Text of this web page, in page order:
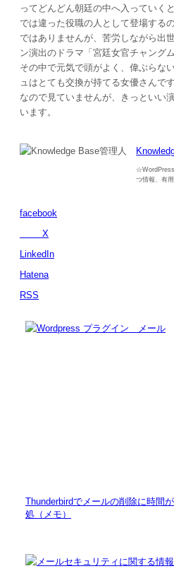
ってどんどん朝廷の中へ入っていく
では違った役職の人として登場する
ではありませんが、苦労しながら出
ン演出のドラマ「宮廷女官チャング
その中で元気で頭がよく、偉ぶらな
ュはとても交換が持てる女優さんで
なので見ていませんが、きっといい
います。
☆WordPress
つ情報、有
facebook
X
LinkedIn
Hatena
RSS
Thunderbirdでメールの削除に時間
処（メモ）